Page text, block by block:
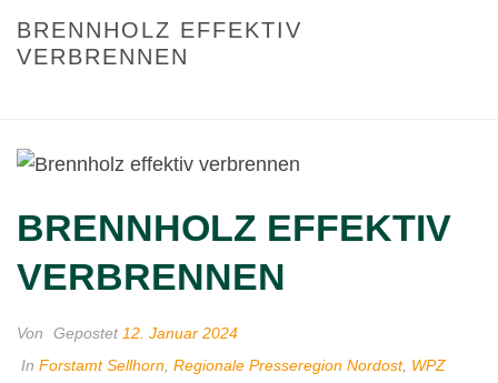
BRENNHOLZ EFFEKTIV
VERBRENNEN
BRENNHOLZ EFFEKTIV
VERBRENNEN
Von Gepostet 12. Januar 2024
In Forstamt Sellhorn Regionale Presseregion Nordost, WPZ